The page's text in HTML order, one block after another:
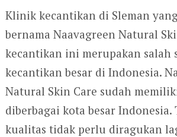
Klinik kecantikan di Sleman
bernama Naavagreen Natural
kecantikan ini merupakan salah
kecantikan besar di Indonesia.
Natural Skin Care sudah
diberbagai kota besar Indonesia.
kualitas tidak perlu diragukan